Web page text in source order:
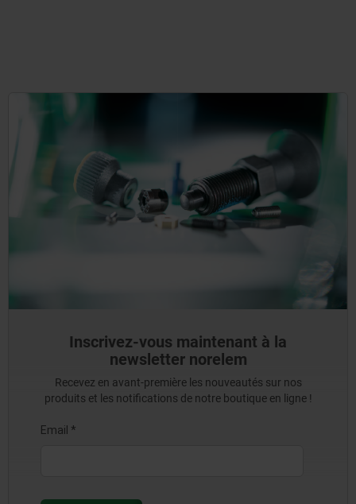
Inscrivez-vous maintenant à la
newsletter norelem
Recevez en avant-première les nouveautés sur nos
produits et les notifications de notre boutique en ligne !